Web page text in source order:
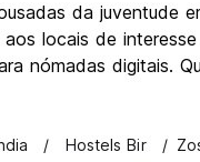
da juventude
locais de
nómadas digitais.
Hostels Bir